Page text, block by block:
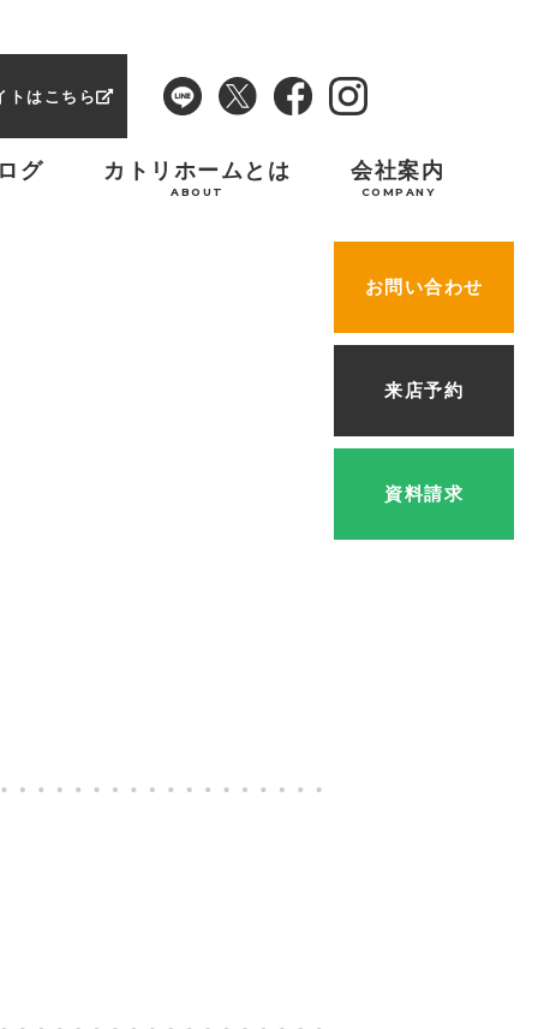
トはこちら
グ カトリホームとは
ABOUT
会社案内
COMPANY
お問い合わせ
来店予約
資料請求